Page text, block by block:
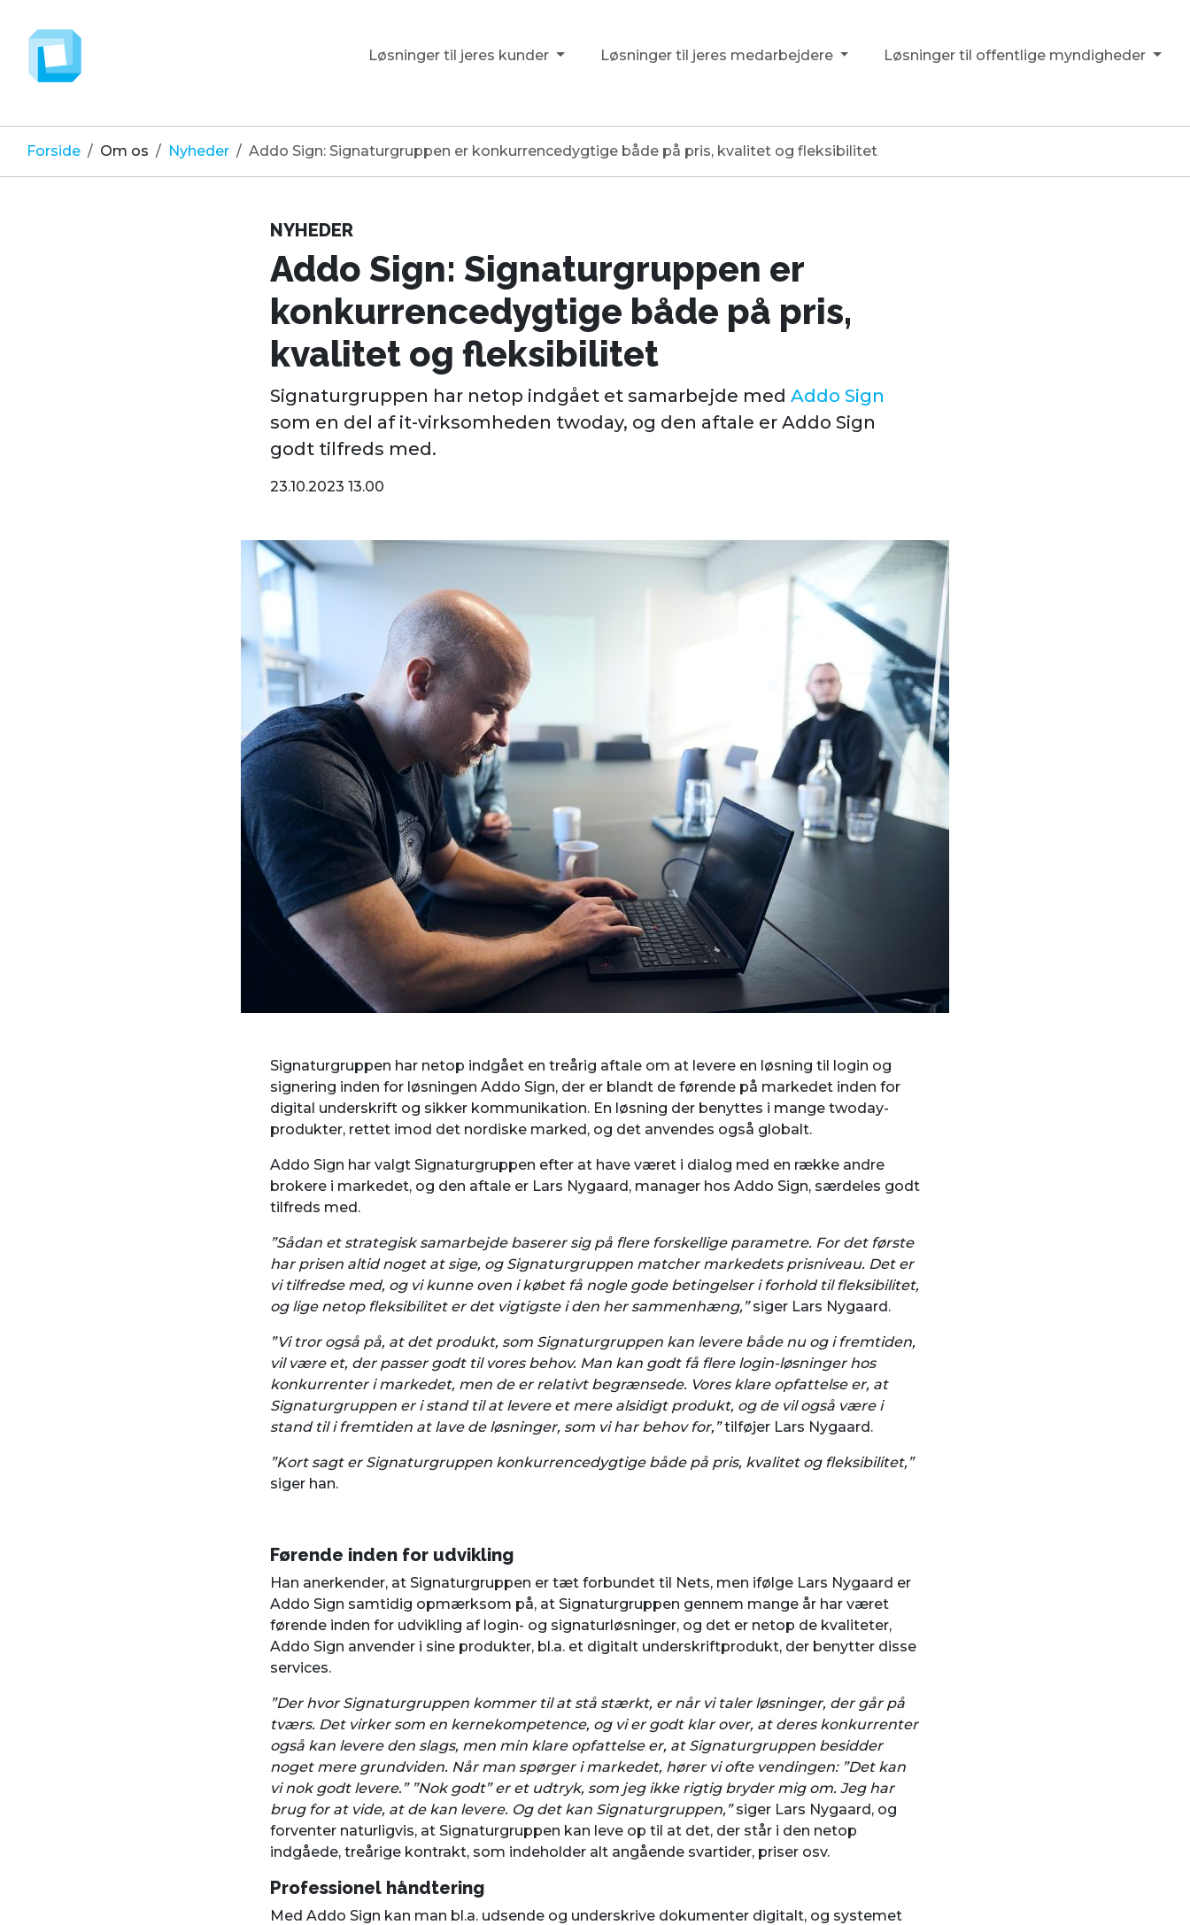
Løsninger til jeres kunder Løsninger til jeres medarbejdere Løsninger til offentlige myndigheder
Forside Om os Nyheder Addo Sign: Signaturgruppen er konkurrencedygtige både på pris, kvalitet og fleksibilitet
NYHEDER
Addo Sign: Signaturgruppen er
konkurrencedygtige både på pris,
kvalitet og fleksibilitet
Signaturgruppen har netop indgået et samarbejde med Addo Sign
som en del af it-virksomheden twoday, og den aftale er Addo Sign
godt tilfreds med.
23.10.2023 13.00
Signaturgruppen har netop indgået en treårig aftale om at levere en løsning til login og
signering inden for løsningen Addo Sign, der er blandt de førende på markedet inden for
digital underskrift og sikker kommunikation. En løsning der benyttes i mange twoday-
produkter, rettet imod det nordiske marked, og det anvendes også globalt.
Addo Sign har valgt Signaturgruppen efter at have været i dialog med en række andre
brokere i markedet, og den aftale er Lars Nygaard, manager hos Addo Sign, særdeles godt
tilfreds med.
”Sådan et strategisk samarbejde baserer sig på flere forskellige parametre. For det første
har prisen altid noget at sige, og Signaturgruppen matcher markedets prisniveau. Det er
vi tilfredse med, og vi kunne oven i købet få nogle gode betingelser i forhold til fleksibilitet,
og lige netop fleksibilitet er det vigtigste i den her sammenhæng,”siger Lars Nygaard.
”Vi tror også på, at det produkt, som Signaturgruppen kan levere både nu og i fremtiden,
vil være et, der passer godt til vores behov. Man kan godt få flere login-løsninger hos
konkurrenter i markedet, men de er relativt begrænsede. Vores klare opfattelse er, at
Signaturgruppen er i stand til at levere et mere alsidigt produkt, og de vil også være i
stand til i fremtiden at lave de løsninger, som vi har behov for,”tilføjer Lars Nygaard.
”Kort sagt er Signaturgruppen konkurrencedygtige både på pris, kvalitet og fleksibilitet,”
siger han.
Førende inden for udvikling
Han anerkender, at Signaturgruppen er tæt forbundet til Nets, men ifølge Lars Nygaard er
Addo Sign samtidig opmærksom på, at Signaturgruppen gennem mange år har været
førende inden for udvikling af login- og signaturløsninger, og det er netop de kvaliteter,
Addo Sign anvender i sine produkter, bl.a. et digitalt underskriftprodukt, der benytter disse
services.
”Der hvor Signaturgruppen kommer til at stå stærkt, er når vi taler løsninger, der går på
tværs. Det virker som en kernekompetence, og vi er godt klar over, at deres konkurrenter
også kan levere den slags, men min klare opfattelse er, at Signaturgruppen besidder
noget mere grundviden. Når man spørger i markedet, hører vi ofte vendingen: ”Det kan
vi nok godt levere.” ”Nok godt” er et udtryk, som jeg ikke rigtig bryder mig om. Jeg har
brug for at vide, at de kan levere. Og det kan Signaturgruppen,”siger Lars Nygaard, og
forventer naturligvis, at Signaturgruppen kan leve op til at det, der står i den netop
indgåede, treårige kontrakt, som indeholder alt angående svartider, priser osv.
Professionel håndtering
Med Addo Sign kan man bl.a. udsende og underskrive dokumenter digitalt, og systemet